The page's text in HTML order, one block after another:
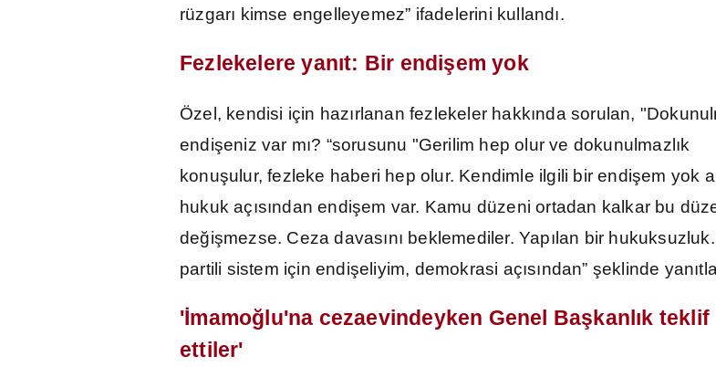
rüzgarı kimse engelleyemez” ifadelerini kullandı.
Fezlekelere yanıt: Bir endişem yok
Özel, kendisi için hazırlanan fezlekeler hakkında sorulan,
endişeniz var mı? “sorusunu "Gerilim hep olur ve dokunulmazl ık
konuşulur, fezleke haberi hep olur. Kendimle ilgili bir endişem yok
hukuk açısından endişem var. Kamu düzeni ortadan kalkar bu
değişmezse. Ceza davasını beklemediler. Yapı lan bir
partili sistem için endişeliyim, demokrasi açısından” şeklinde yanı
'İmamoğlu'na cezaevindeyken Genel Başkanlık teklif
ettiler'